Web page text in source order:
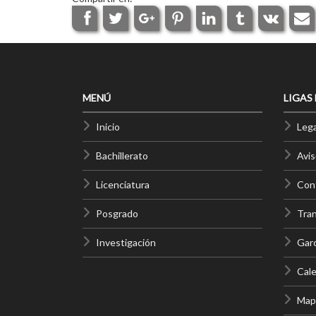
MENÚ
Inicio
Bachillerato
Licenciatura
Posgrado
Investigación
LIGAS